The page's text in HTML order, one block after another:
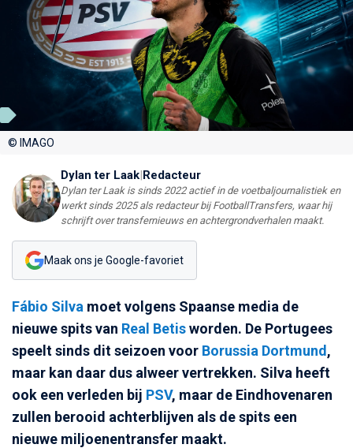
© IMAGO
Dylan ter Laak|Redacteur
Dylan ter Laak is sinds 2022 actief in de voetbaljournalistiek en
werkt sinds 2025 als redacteur bij FootballTransfers, waar hij
schrijft over transfernieuws en achtergrondverhalen maakt.
Maak ons je Google-favoriet
Fábio Silva moet volgens Spaanse media de
nieuwe spits van Real Betisworden. De Portugees
speelt sinds dit seizoen voor Borussia Dortmund ,
maar kan daar dus alweer vertrekken. Silva heeft
ook een verleden bij PSV, maar de Eindhovenaren
zullen berooid achterblijven als de spits een
nieuwe miljoenentransfer maakt.